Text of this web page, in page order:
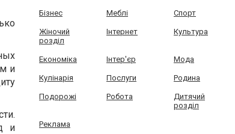
и
и
Бізнес Меблі Спорт
Жіночий
розділ
Інтернет Культура
Економіка Інтер'єр Мода
Кулінарія Послуги Родина
Подорожі Робота
Дитячий
розділ
Реклама